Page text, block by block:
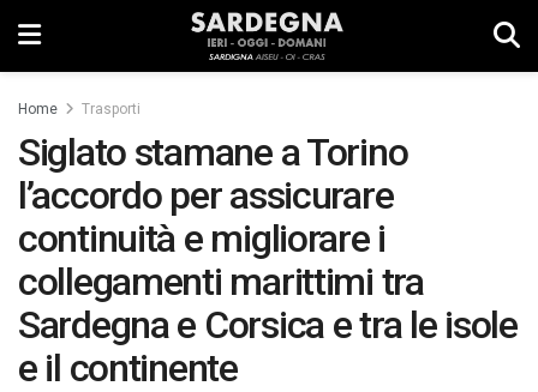
Home Trasporti
Siglato stamane a Torino
l’accordo per assicurare
continuità e migliorare i
collegamenti marittimi tra
Sardegna e Corsica e tra le isole
e il continente